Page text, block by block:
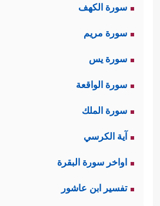
سورة الكهف
سورة مريم
سورة يس
سورة الواقعة
سورة الملك
آية الكرسي
اواخر سورة البقرة
تفسير ابن عاشور